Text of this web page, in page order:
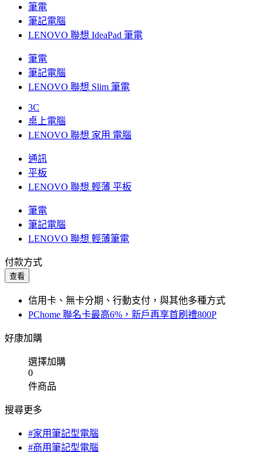
筆電
筆記電腦
LENOVO 聯想 IdeaPad 筆電
筆電
筆記電腦
LENOVO 聯想 Slim 筆電
3C
桌上電腦
LENOVO 聯想 家用 電腦
通訊
平板
LENOVO 聯想 輕薄 平板
筆電
筆記電腦
LENOVO 聯想 輕薄筆電
付款方式
查看
信用卡、無卡分期、行動支付，與其他多種方式
PChome 聯名卡最高6%，新戶再享首刷禮800P
好康加購
選擇加購
0
件商品
搜尋更多
#家用筆記型電腦
#商用筆記型電腦